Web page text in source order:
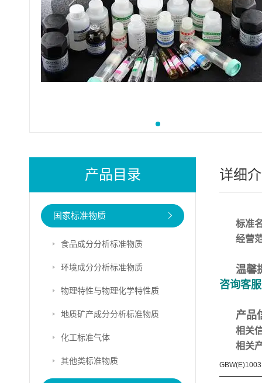
产品目录
国家标准物质
食品成分分析标准物质
环境成分分析标准物质
物理特性与物理化学特性质
地质矿产成分分析标准物质
化工标准气体
其他类标准物质
详细
标准
经营
温馨
咨询客
产品
相关
相关